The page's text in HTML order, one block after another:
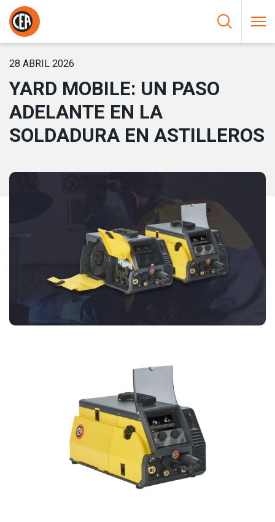
Saltar al contenido
HOME/
SOLDADURA EN ASTILLEROS
28 ABRIL 2026
YARD MOBILE: UN PASO
ADELANTE EN LA
SOLDADURA EN ASTILLEROS